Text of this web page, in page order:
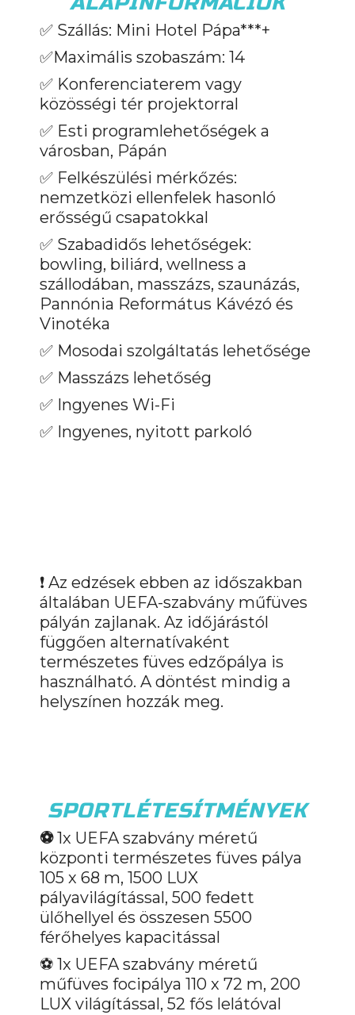
✅ Szállás: Mini Hotel Pápa***+
✅Maximális szobaszám: 14
✅ Konferenciaterem vagy
közösségi tér projektorral
✅ Esti programlehetőségek a
városban, Pápán
✅ Felkészülési mérkőzés:
nemzetközi ellenfelek hasonló
erősségű csapatokkal
✅ Szabadidős lehetőségek:
bowling, biliárd, wellness a
szállodában, masszázs, szaunázás,
Pannónia Református Kávézó és
Vinotéka
✅ Mosodai szolgáltatás lehetősége
✅ Masszázs lehetőség
✅ Ingyenes Wi-Fi
✅ Ingyenes, nyitott parkoló
❗ Az edzések ebben az időszakban
általában UEFA-szabvány műfüves
pályán zajlanak. Az időjárástól
függően alternatívaként
természetes füves edzőpálya is
használható. A döntést mindig a
helyszínen hozzák meg.
SPORTLÉTESÍTMÉNYEK
⚽️1x UEFA szabvány méretű
központi természetes füves pálya
105 x 68 m, 1500 LUX
pályavilágítással, 500 fedett
ülőhellyel és összesen 5500
férőhelyes kapacitással
⚽️ 1x UEFA szabvány méretű
műfüves focipálya 110 x 72 m, 200
LUX világítással, 52 fős lelátóval